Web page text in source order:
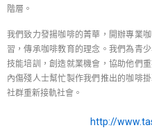
階層。
我們致力發揚咖啡的菁華，開辦專業
習，傳承咖啡教育的理念。我們為青
技能培訓，創造就業機會，協助他們
內傷殘人士幫忙製作我們推出的咖啡
社群重新接軌社會。
http://